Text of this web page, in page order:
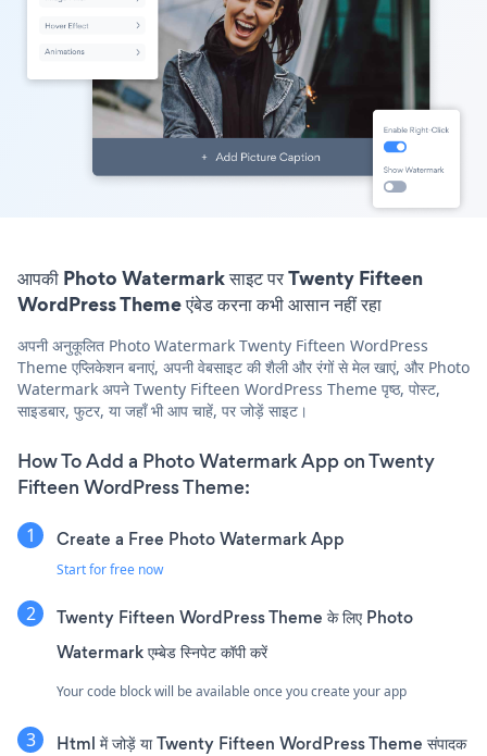
आपकी Photo Watermark साइट पर Twenty Fifteen
WordPress Theme एंबेड करना कभी आसान नहीं रहा
अपनी अनुकूलित Photo Watermark Twenty Fifteen WordPress
Theme एप्लिकेशन बनाएं, अपनी वेबसाइट की शैली और रंगों से मेल खाएं, और Photo
Watermark अपने Twenty Fifteen WordPress Theme पृष्ठ, पोस्ट,
साइडबार, फुटर, या जहाँ भी आप चाहें, पर जोड़ें साइट।
How To Add a Photo Watermark App on Twenty
Fifteen WordPress Theme:
Create a Free Photo Watermark App
Start for free now
Twenty Fifteen WordPress Theme के लिए Photo
Watermark एम्बेड स्निपेट कॉपी करें
Your code block will be available once you create your app
Html में जोड़ें या Twenty Fifteen WordPress Theme संपादक